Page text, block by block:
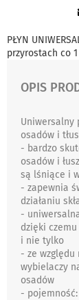
PŁYN
przyrostach co 1
OPIS
Uniwersalny
osadów i
- bardzo
osadów i
są lśniące i
- zapewnia
działaniu
-
dzięki
i nie tylko
- ze
wybielaczy
osadów
- pojemność: